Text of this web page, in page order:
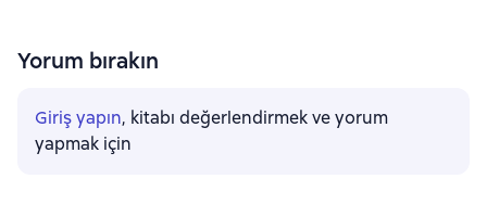
Yorum bırakın
Giriş yapın, kitabı değerlendirmek ve yorum
yapmak için